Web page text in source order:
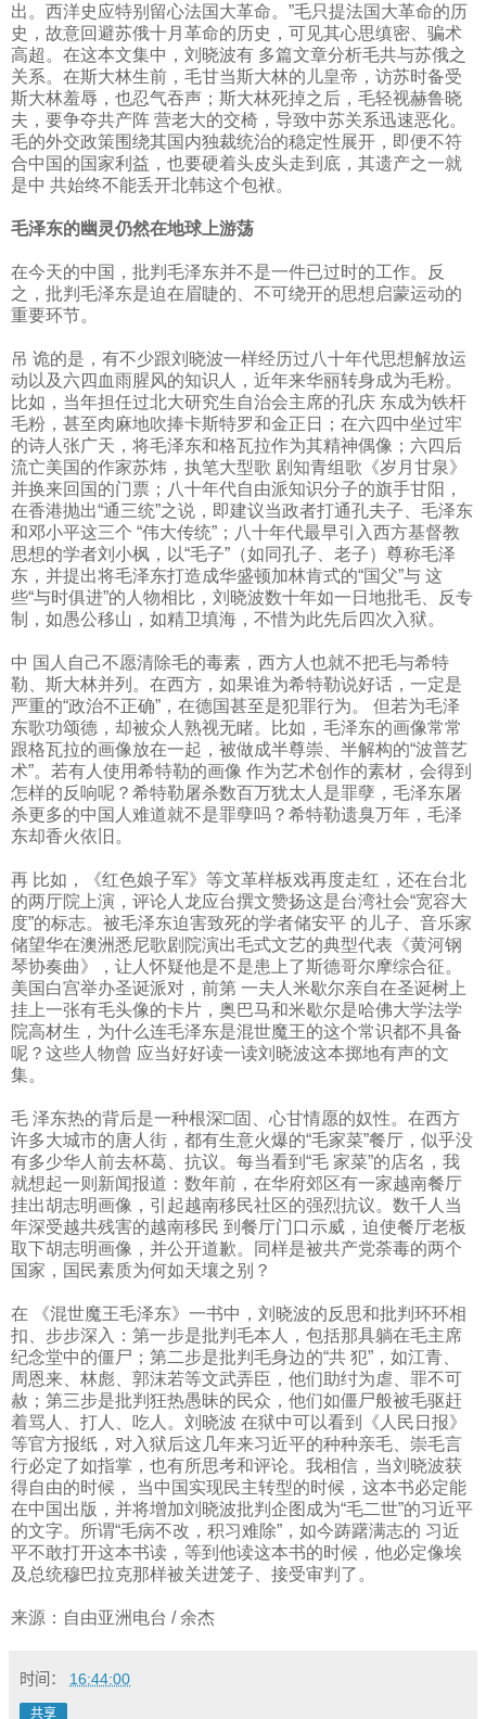
出。西洋史应特别留心法国大革命。”毛只提法国大革命的历
史，故意回避苏俄十月革命的历史，可见其心思缜密、骗术
高超。在这本文集中，刘晓波有 多篇文章分析毛共与苏俄之
关系。在斯大林生前，毛甘当斯大林的儿皇帝，访苏时备受
斯大林羞辱，也忍气吞声；斯大林死掉之后，毛轻视赫鲁晓
夫，要争夺共产阵 营老大的交椅，导致中苏关系迅速恶化。
毛的外交政策围绕其国内独裁统治的稳定性展开，即便不符
合中国的国家利益，也要硬着头皮头走到底，其遗产之一就
是中 共始终不能丢开北韩这个包袱。
毛泽东的幽灵仍然在地球上游荡
在今天的中国，批判毛泽东并不是一件已过时的工作。反
之，批判毛泽东是迫在眉睫的、不可绕开的思想启蒙运动的
重要环节。
吊 诡的是，有不少跟刘晓波一样经历过八十年代思想解放运
动以及六四血雨腥风的知识人，近年来华丽转身成为毛粉。
比如，当年担任过北大研究生自治会主席的孔庆 东成为铁杆
毛粉，甚至肉麻地吹捧卡斯特罗和金正日；在六四中坐过牢
的诗人张广天，将毛泽东和格瓦拉作为其精神偶像；六四后
流亡美国的作家苏炜，执笔大型歌 剧知青组歌《岁月甘泉》
并换来回国的门票；八十年代自由派知识分子的旗手甘阳，
在香港抛出“通三统”之说，即建议当政者打通孔夫子、毛泽东
和邓小平这三个 “伟大传统”；八十年代最早引入西方基督教
思想的学者刘小枫，以“毛子”（如同孔子、老子）尊称毛泽
东，并提出将毛泽东打造成华盛顿加林肯式的“国父”与 这
些“与时俱进”的人物相比，刘晓波数十年如一日地批毛、反专
制，如愚公移山，如精卫填海，不惜为此先后四次入狱。
中 国人自己不愿清除毛的毒素，西方人也就不把毛与希特
勒、斯大林并列。在西方，如果谁为希特勒说好话，一定是
严重的“政治不正确”，在德国甚至是犯罪行为。 但若为毛泽
东歌功颂德，却被众人熟视无睹。比如，毛泽东的画像常常
跟格瓦拉的画像放在一起，被做成半尊崇、半解构的“波普艺
术”。若有人使用希特勒的画像 作为艺术创作的素材，会得到
怎样的反响呢？希特勒屠杀数百万犹太人是罪孽，毛泽东屠
杀更多的中国人难道就不是罪孽吗？希特勒遗臭万年，毛泽
东却香火依旧。
再 比如，《红色娘子军》等文革样板戏再度走红，还在台北
的两厅院上演，评论人龙应台撰文赞扬这是台湾社会“宽容大
度”的标志。被毛泽东迫害致死的学者储安平 的儿子、音乐家
储望华在澳洲悉尼歌剧院演出毛式文艺的典型代表《黄河钢
琴协奏曲》，让人怀疑他是不是患上了斯德哥尔摩综合征。
美国白宫举办圣诞派对，前第 一夫人米歇尔亲自在圣诞树上
挂上一张有毛头像的卡片，奥巴马和米歇尔是哈佛大学法学
院高材生，为什么连毛泽东是混世魔王的这个常识都不具备
呢？这些人物曾 应当好好读一读刘晓波这本掷地有声的文
集。
毛 泽东热的背后是一种根深□固、心甘情愿的奴性。在西方
许多大城市的唐人街，都有生意火爆的“毛家菜”餐厅，似乎没
有多少华人前去杯葛、抗议。每当看到“毛 家菜”的店名，我
就想起一则新闻报道：数年前，在华府郊区有一家越南餐厅
挂出胡志明画像，引起越南移民社区的强烈抗议。数千人当
年深受越共残害的越南移民 到餐厅门口示威，迫使餐厅老板
取下胡志明画像，并公开道歉。同样是被共产党荼毒的两个
国家，国民素质为何如天壤之别？
在 《混世魔王毛泽东》一书中，刘晓波的反思和批判环环相
扣、步步深入：第一步是批判毛本人，包括那具躺在毛主席
纪念堂中的僵尸；第二步是批判毛身边的“共 犯”，如江青、
周恩来、林彪、郭沫若等文武弄臣，他们助纣为虐、罪不可
赦；第三步是批判狂热愚昧的民众，他们如僵尸般被毛驱赶
着骂人、打人、吃人。刘晓波 在狱中可以看到《人民日报》
等官方报纸，对入狱后这几年来习近平的种种亲毛、崇毛言
行必定了如指掌，也有所思考和评论。我相信，当刘晓波获
得自由的时候， 当中国实现民主转型的时候，这本书必定能
在中国出版，并将增加刘晓波批判企图成为“毛二世”的习近平
的文字。所谓“毛病不改，积习难除”，如今踌躇满志的 习近
平不敢打开这本书读，等到他读这本书的时候，他必定像埃
及总统穆巴拉克那样被关进笼子、接受审判了。
来源：自由亚洲电台 /余杰
时间： 16:44:00
共享